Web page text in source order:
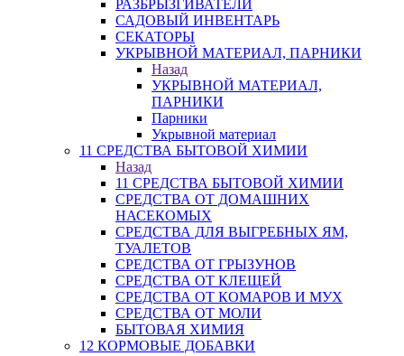
РАЗБРЫЗГИВАТЕЛИ
САДОВЫЙ ИНВЕНТАРЬ
СЕКАТОРЫ
УКРЫВНОЙ МАТЕРИАЛ, ПАРНИКИ
Назад
УКРЫВНОЙ МАТЕРИАЛ,
ПАРНИКИ
Парники
Укрывной материал
11 СРЕДСТВА БЫТОВОЙ ХИМИИ
Назад
11 СРЕДСТВА БЫТОВОЙ ХИМИИ
СРЕДСТВА ОТ ДОМАШНИХ
НАСЕКОМЫХ
СРЕДСТВА ДЛЯ ВЫГРЕБНЫХ ЯМ,
ТУАЛЕТОВ
СРЕДСТВА ОТ ГРЫЗУНОВ
СРЕДСТВА ОТ КЛЕЩЕЙ
СРЕДСТВА ОТ КОМАРОВ И МУХ
СРЕДСТВА ОТ МОЛИ
БЫТОВАЯ ХИМИЯ
12 КОРМОВЫЕ ДОБАВКИ